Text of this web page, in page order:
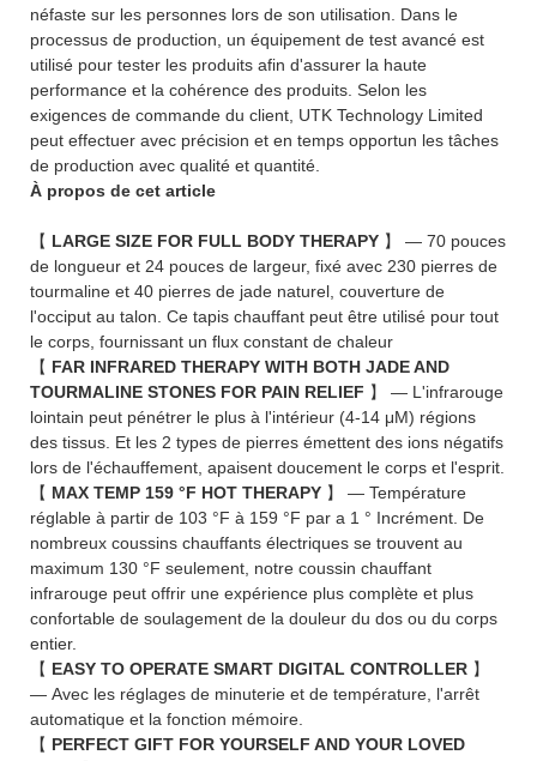
néfaste sur les personnes lors de son utilisation. Dans le
processus de production, un équipement de test avancé est
utilisé pour tester les produits afin d'assurer la haute
performance et la cohérence des produits. Selon les
exigences de commande du client, UTK Technology Limited
peut effectuer avec précision et en temps opportun les tâches
de production avec qualité et quantité.
À propos de cet article
【 LARGE SIZE FOR FULL BODY THERAPY 】 — 70 pouces
de longueur et 24 pouces de largeur, fixé avec 230 pierres de
tourmaline et 40 pierres de jade naturel, couverture de
l'occiput au talon. Ce tapis chauffant peut être utilisé pour tout
le corps, fournissant un flux constant de chaleur
【 FAR INFRARED THERAPY WITH BOTH JADE AND
TOURMALINE STONES FOR PAIN RELIEF 】 — L'infrarouge
lointain peut pénétrer le plus à l'intérieur (4-14 μM) régions
des tissus. Et les 2 types de pierres émettent des ions négatifs
lors de l'échauffement, apaisent doucement le corps et l'esprit.
【 MAX TEMP 159 °F HOT THERAPY 】 — Température
réglable à partir de 103 °F à 159 °F par a 1 ° Incrément. De
nombreux coussins chauffants électriques se trouvent au
maximum 130 °F seulement, notre coussin chauffant
infrarouge peut offrir une expérience plus complète et plus
confortable de soulagement de la douleur du dos ou du corps
entier.
【 EASY TO OPERATE SMART DIGITAL CONTROLLER 】
— Avec les réglages de minuterie et de température, l'arrêt
automatique et la fonction mémoire.
【 PERFECT GIFT FOR YOURSELF AND YOUR LOVED